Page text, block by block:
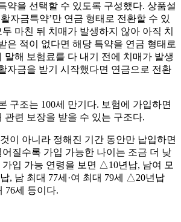
약을 선택할 수 있도록 구성했다. 상품설
자금특약’만 연금 형태로 전환할 수 있
마친 뒤 치매가 발생하지 않아 아직 치
은 적이 없다면 해당 특약을 연금 형태로
말해 보험료를 다 내기 전에 치매가 발생
자금을 받기 시작했다면 연금으로 전환
구조는 100세 만기다. 보험에 가입하면
관련 보장을 받을 수 있는 구조다.
이 아니라 정해진 기간 동안만 납입하면
질수록 가입 가능한 나이는 조금 더 낮
가입 가능 연령을 보면 △10년납, 남여 모
, 남 최대 77세·여 최대 79세 △20년납
76세 등이다.